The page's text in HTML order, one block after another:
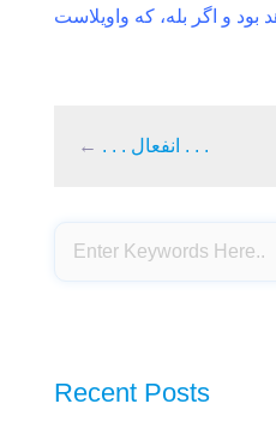
← . . . انفعال . . .
Recent Posts